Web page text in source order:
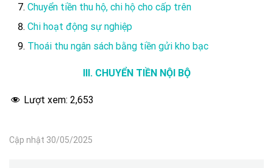
Chuyển tiền thu hộ, chi hộ cho cấp trên
Chi hoạt động sự nghiệp
Thoái thu ngân sách bằng tiền gửi kho bạc
III. CHUYỂN TIỀN NỘI BỘ
Lượt xem: 2,653
Cập nhật 30/05/2025